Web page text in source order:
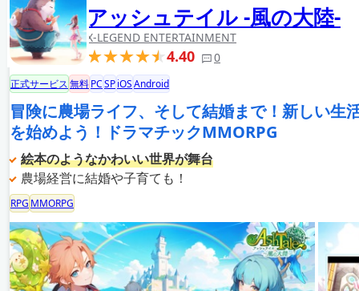
アッシュテイル -風の大陸-
X-LEGEND ENTERTAINMENT
4.40 0
正式サービス無料PCSPiOSAndroid
冒険に農場ライフ、そして結婚まで！新しい生
を始めよう！ドラマチックMMORPG
絵本のようなかわいい世界が舞台
農場経営に結婚や子育ても！
RPG MMORPG